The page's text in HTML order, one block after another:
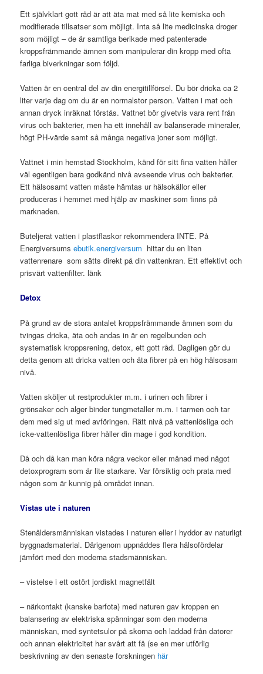
Ett självklart gott råd är att äta mat med så lite kemiska och
modifierade tillsatser som möjligt. Inta så lite medicinska droger
som möjligt – de är samtliga berikade med patenterade
kroppsfrämmande ämnen som manipulerar din kropp med ofta
farliga biverkningar som följd.
Vatten är en central del av din energitillförsel. Du bör dricka ca 2
liter varje dag om du är en normalstor person. Vatten i mat och
annan dryck inräknat förstås. Vattnet bör givetvis vara rent från
virus och bakterier, men ha ett innehåll av balanserade mineraler,
högt PH-värde samt så många negativa joner som möjligt.
Vattnet i min hemstad Stockholm, känd för sitt fina vatten håller
väl egentligen bara godkänd nivå avseende virus och bakterier.
Ett hälsosamt vatten måste hämtas ur hälsokällor eller
produceras i hemmet med hjälp av maskiner som finns på
marknaden.
Buteljerat vatten i plastflaskor rekommendera INTE. På
Energiversumsebutik.energiversum hittar du en liten
vattenrenare som sätts direkt på din vattenkran. Ett effektivt och
prisvärt vattenfilter. länk
Detox
På grund av de stora antalet kroppsfrämmande ämnen som du
tvingas dricka, äta och andas in är en regelbunden och
systematisk kroppsrening, detox, ett gott råd. Dagligen gör du
detta genom att dricka vatten och äta fibrer på en hög hälsosam
nivå.
Vatten sköljer ut restprodukter m.m. i urinen och fibrer i
grönsaker och alger binder tungmetaller m.m. i tarmen och tar
dem med sig ut med avföringen. Rätt nivå på vattenlösliga och
icke-vattenlösliga fibrer håller din mage i god kondition.
Då och då kan man köra några veckor eller månad med något
detoxprogram som är lite starkare. Var försiktig och prata med
någon som är kunnig på området innan.
Vistas ute i naturen
Stenåldersmänniskan vistades i naturen eller i hyddor av naturligt
byggnadsmaterial. Därigenom uppnåddes flera hälsofördelar
jämfört med den moderna stadsmänniskan.
– vistelse i ett ostört jordiskt magnetfält
– närkontakt (kanske barfota) med naturen gav kroppen en
balansering av elektriska spänningar som den moderna
människan, med syntetsulor på skorna och laddad från datorer
och annan elektricitet har svårt att få (se en mer utförlig
beskrivning av den senaste forskningen här